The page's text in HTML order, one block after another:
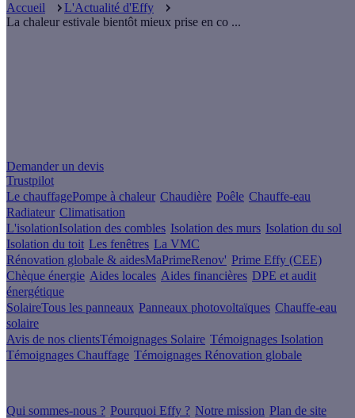
Accueil
L'Actualité d'Effy
La chaleur estivale bientôt mieux prise en co ...
Demander un devis
Trustpilot
Le chauffagePompe à chaleur Chaudière Poêle Chauffe-eau
Radiateur Climatisation
L'isolationIsolation des combles Isolation des murs Isolation du sol
Isolation du toit Les fenêtres La VMC
Rénovation globale & aidesMaPrimeRenov' Prime Effy (CEE)
Chèque énergie Aides locales Aides financières DPE et audit
énergétique
SolaireTous les panneaux Panneaux photovoltaïques Chauffe-eau
solaire
Avis de nos clientsTémoignages Solaire Témoignages Isolation
Témoignages Chauffage Témoignages Rénovation globale
Qui sommes-nous ? Pourquoi Effy ? Notre mission Plan de site